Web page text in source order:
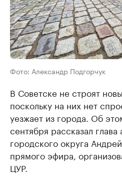
Фото: Александр Подгорчук
В Советске не строят
поскольку на них нет
уезжает из города. Об
сентября рассказал
городского округа
прямого эфира,
ЦУР.